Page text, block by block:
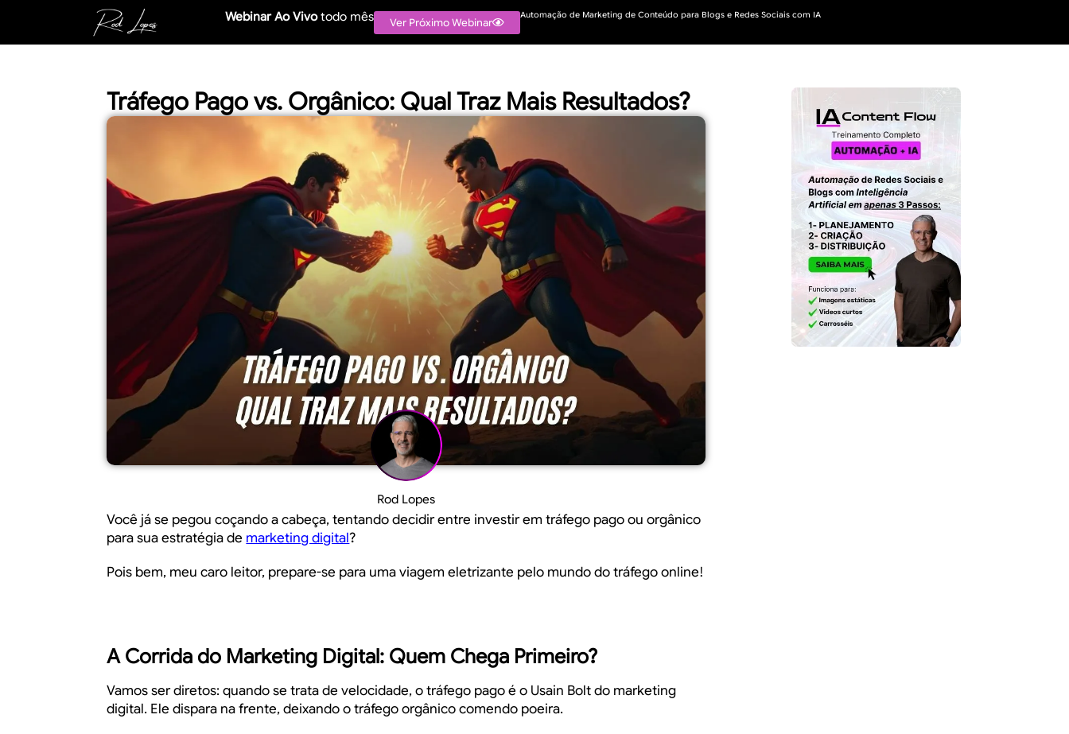
Webinar Ao Vivotodo mês Ver Próximo Webinar
Automação de Marketing de Conteúdo para Blogs e Redes Sociais com IA
Tráfego Pago vs. Orgânico: Qual Traz Mais Resultados?
Rod Lopes
Você já se pegou coçando a cabeça, tentando decidir entre investir em tráfego pago ou orgânico
para sua estratégia de marketing digital?
Pois bem, meu caro leitor, prepare-se para uma viagem eletrizante pelo mundo do tráfego online!
A Corrida do Marketing Digital: Quem Chega Primeiro?
Vamos ser diretos: quando se trata de velocidade, o tráfego pago é o Usain Bolt do marketing
digital. Ele dispara na frente, deixando o tráfego orgânico comendo poeira.